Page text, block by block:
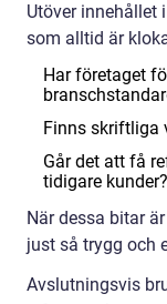
Utöver
som alltid är
Har företaget
Finns skriftliga
Går det att få
tidigare kunder?
När dessa bitar
just så trygg och
Avslutningsvis